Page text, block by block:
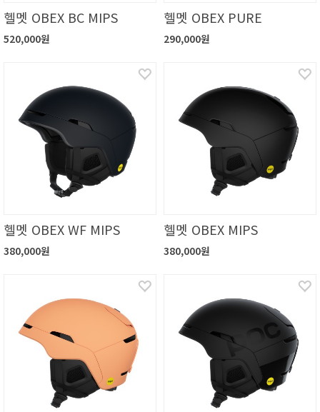
헬멧 OBEX BC MIPS
520,000원
헬멧 OBEX PURE
290,000원
헬멧 OBEX WF MIPS
380,000원
헬멧 OBEX MIPS
380,000원